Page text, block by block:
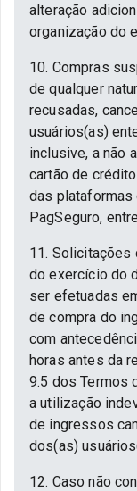
alteração
organização do
10. Compras
de qualquer
recusadas,
usuários(as)
inclusive, a não
cartão de
das plataformas
PagSeguro,
11. Solicitações
do exercício do
ser efetuadas
de compra do
com
horas antes da
9.5 dos Termos
a utilização
de ingressos
dos(as)
12. Caso não